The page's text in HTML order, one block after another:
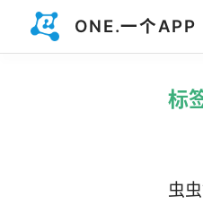
ONE.一个APP
标
虫